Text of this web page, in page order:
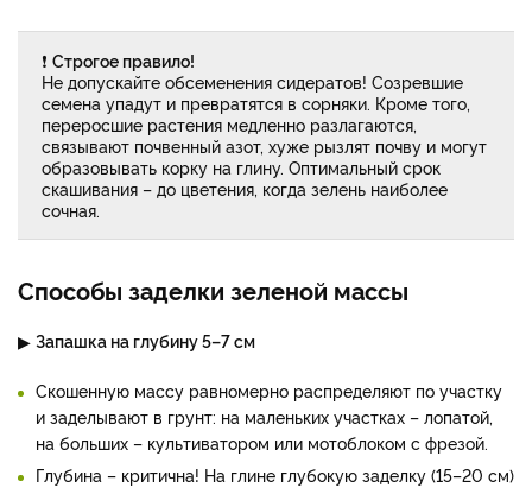
❗ Строгое правило!
Не допускайте обсеменения сидератов! Созревшие
семена упадут и превратятся в сорняки. Кроме того,
переросшие растения медленно разлагаются,
связывают почвенный азот, хуже рызлят почву и могут
образовывать корку на глину. Оптимальный срок
скашивания – до цветения, когда зелень наиболее
сочная.
Способы заделки зеленой массы
▶ Запашка на глубину 5–7 см
Скошенную массу равномерно распределяют по участку
и заделывают в грунт: на маленьких участках – лопатой,
на больших – культиватором или мотоблоком с фрезой.
Глубина – критична! На глине глубокую заделку (15–20 см)